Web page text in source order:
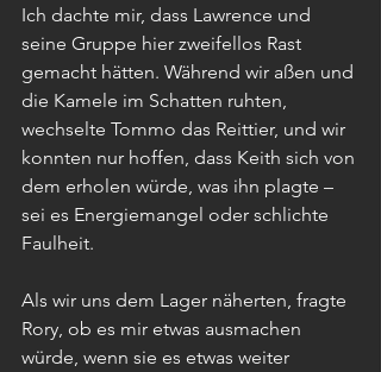
Ich dachte mir, dass Lawrence und
seine Gruppe hier zweifellos Rast
gemacht hätten. Während wir aßen und
die Kamele im Schatten ruhten,
wechselte Tommo das Reittier, und wir
konnten nur hoffen, dass Keith sich von
dem erholen würde, was ihn plagte –
sei es Energiemangel oder schlichte
Faulheit.
Als wir uns dem Lager näherten, fragte
Rory, ob es mir etwas ausmachen
würde, wenn sie es etwas weiter